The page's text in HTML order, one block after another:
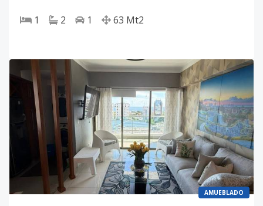
1 2 1 63 Mt2
AMUEBLADO